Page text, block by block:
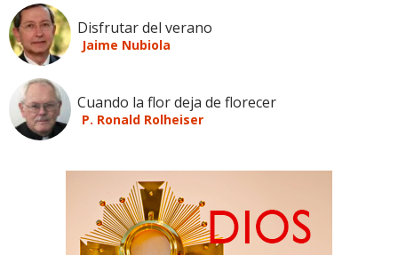
Disfrutar del verano
Jaime Nubiola
Cuando la flor deja de florecer
P. Ronald Rolheiser